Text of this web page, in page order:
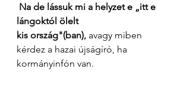
Na de lássuk mi a helyzet e „itt e
lángoktól ölelt
kis ország"(ban), avagy miben
kérdez a hazai újságíró, ha
kormányinfón van.